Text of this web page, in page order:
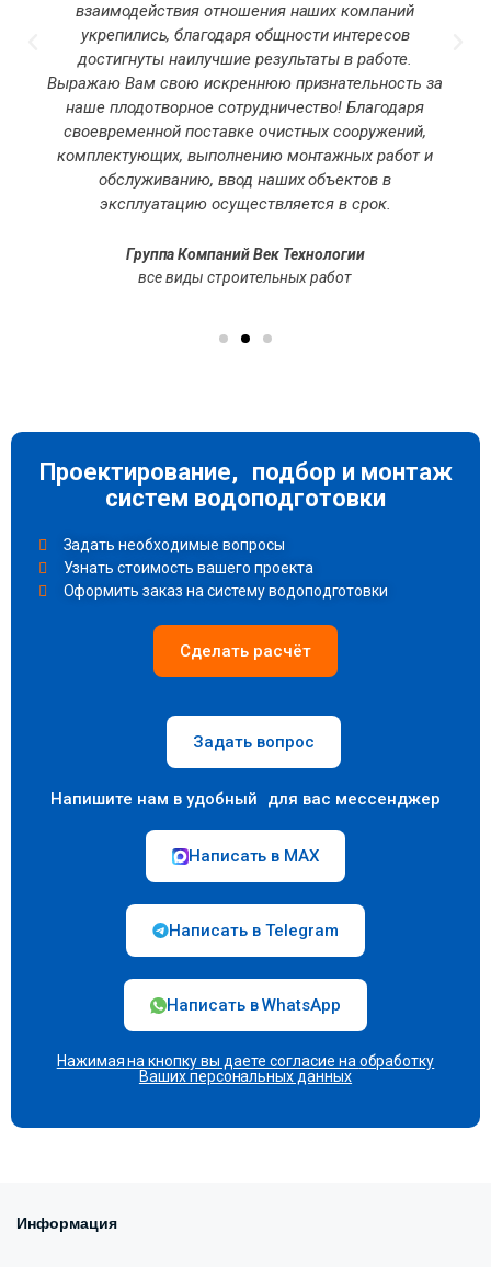
взаимодействия отношения наших компаний
укрепились, благодаря общности интересов
достигнуты наилучшие результаты в работе.
Выражаю Вам свою искреннюю признательность за
наше плодотворное сотрудничество! Благодаря
своевременной поставке очистных сооружений,
комплектующих, выполнению монтажных работ и
обслуживанию, ввод наших объектов в
эксплуатацию осуществляется в срок.
Группа Компаний Век Технологии
все виды строительных работ
Проектирование, подбор и монтаж
систем водоподготовки
Задать необходимые вопросы
Узнать стоимость вашего проекта
Оформить заказ на систему водоподготовки
Сделать расчёт
Задать вопрос
Напишите нам в удобный для вас мессенджер
Написать в MAX
Написать в Telegram
Написать в WhatsApp
Нажимая на кнопку вы даете согласие на обработку
Ваших персональных данных
Информация